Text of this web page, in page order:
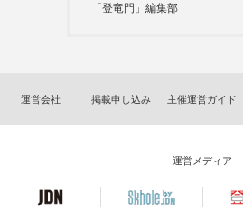
「登竜門」編集部
運営会社 掲載申し込み 主催運営ガイド
運営メディア